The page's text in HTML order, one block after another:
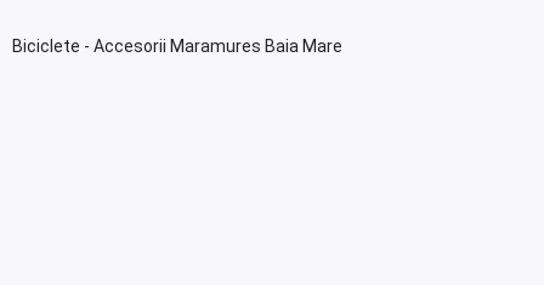
Biciclete - Accesorii Maramures Baia Mare